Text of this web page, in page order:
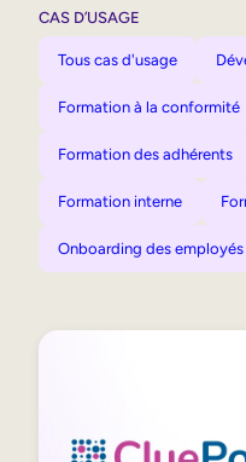
CAS D’USAGE
Tous cas d'usage
Formation à la conformité
Formation des adhérents
Formation interne
Onboarding des employés